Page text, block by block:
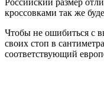
кроссовками так же
Чтобы не ошибиться с
своих стоп в
соответствующий